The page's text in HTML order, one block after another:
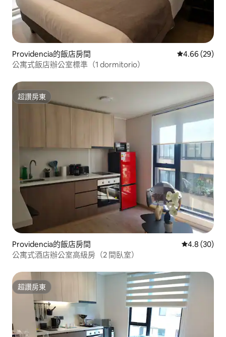
Providencia的飯店房間 從 29 則評價
4.66 (29)
公寓式飯店辦公室標準（1 dormitorio）
超讚房東
超讚房東
Providencia的飯店房間 從 30 則評
4.8 (30)
公寓式酒店辦公室高級房（2 間臥室）
超讚房東
超讚房東